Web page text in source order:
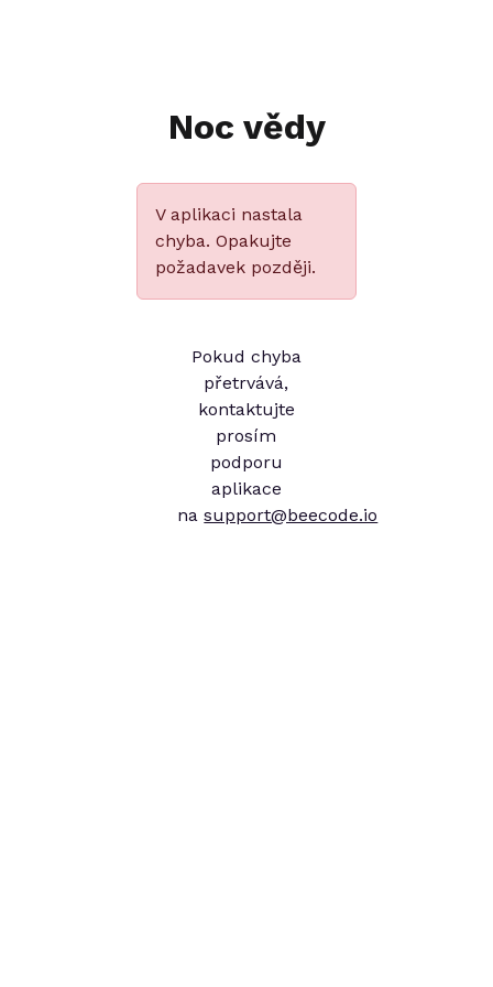
Noc vědy
V aplikaci nastala
chyba. Opakujte
požadavek později.
Pokud chyba
přetrvává,
kontaktujte
prosím
podporu
aplikace
nasupport@beecode.io